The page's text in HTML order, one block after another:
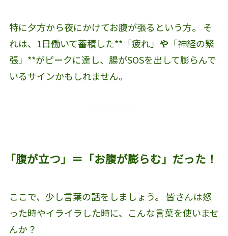
特に夕方から夜にかけてお腹が張るという方。 そ
れは、1日働いて蓄積した**「疲れ」 や 「神経の緊
張」**がピークに達し、腸がSOSを出して膨らんで
いるサインかもしれません。
「腹が立つ」＝「お腹が膨らむ」だった！
ここで、少し言葉の話をしましょう。 皆さんは怒
った時やイライラした時に、こんな言葉を使いませ
んか？